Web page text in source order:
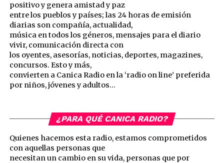
positivo y genera amistad y paz
entre los pueblos y países; las 24 horas de emisión
diarias son compañía, actualidad,
música en todos los géneros, mensajes para el diario
vivir, comunicación directa con
los oyentes, asesorías, noticias, deportes, magazines,
concursos. Esto y más,
convierten a Canica Radio en la ‘radio on line’ preferida
por niños, jóvenes y adultos…
¿PARA QUÉ CANICA RADIO?
Quienes hacemos esta radio, estamos comprometidos
con aquellas personas que
necesitan un cambio en su vida, personas que por